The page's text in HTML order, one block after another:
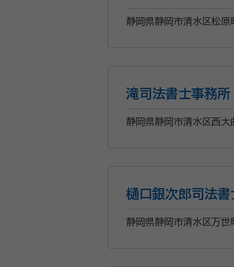
静岡県静岡市清水区松
滝司法書士事務所
静岡県静岡市清水区西
樋口銀次郎司法書
静岡県静岡市清水区万